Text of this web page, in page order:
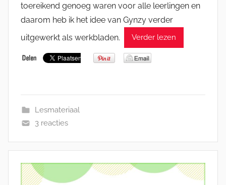
toereikend genoeg waren voor alle leerlingen en
daarom heb ik het idee van Gynzy verder
uitgewerkt als werkbladen.
Verder lezen
Lesmateriaal
3 reacties